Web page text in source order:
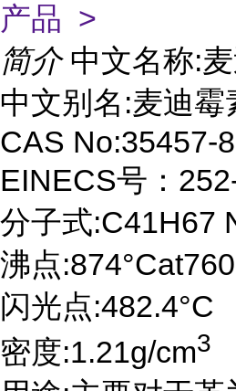
产品 >
简介 中文名称:
中文别名:麦迪霉
CAS No:35457-
EINECS号：
分子式:C41H67
沸点
闪光点:482.4°C
密度:1.21g/cm3